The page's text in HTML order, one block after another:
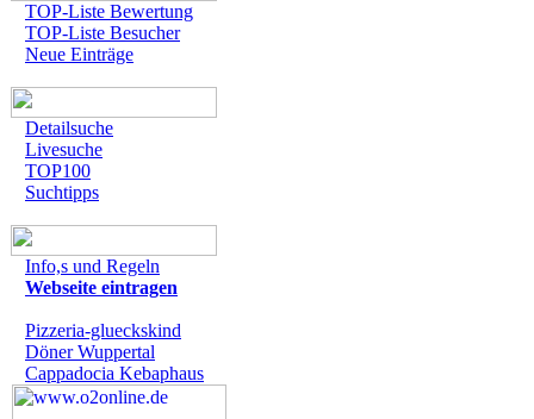
TOP-Liste Bewertung
TOP-Liste Besucher
Neue Einträge
Detailsuche
Livesuche
TOP100
Suchtipps
Info,s und Regeln
Webseite eintragen
Pizzeria-glueckskind
Döner Wuppertal
Cappadocia Kebaphaus